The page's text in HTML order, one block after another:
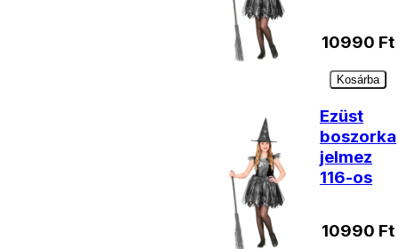
10990 Ft
Kosárba
Ezüst
boszorka
jelmez
116-os
10990 Ft